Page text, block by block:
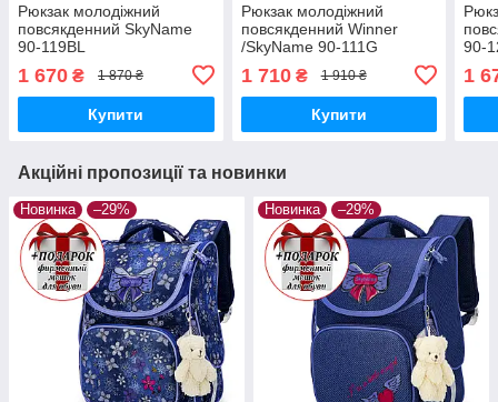
Рюкзак молодіжний
повсякденний SkyName
90-119BL
1 670 ₴ 1 870 ₴
Купити
Рюкзак молодіжний
повсякденний Winner
/SkyName 90-111G
1 710₴ 1 910 ₴
Купити
90-
1
Акційні пропозиції та новинки
Новинка –29% Новинка –29%